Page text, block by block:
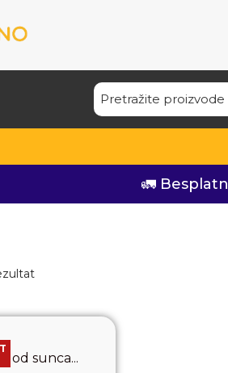
🚛
od sunca...